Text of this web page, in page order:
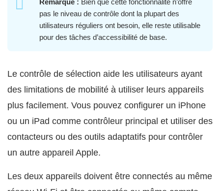
Remarque : Bien que cette fonctionnalité n’offre
pas le niveau de contrôle dont la plupart des
utilisateurs réguliers ont besoin, elle reste utilisable
pour des tâches d’accessibilité de base.
Le contrôle de sélection aide les utilisateurs ayant
des limitations de mobilité à utiliser leurs appareils
plus facilement. Vous pouvez configurer un iPhone
ou un iPad comme contrôleur principal et utiliser des
contacteurs ou des outils adaptatifs pour contrôler
un autre appareil Apple.
Les deux appareils doivent être connectés au même